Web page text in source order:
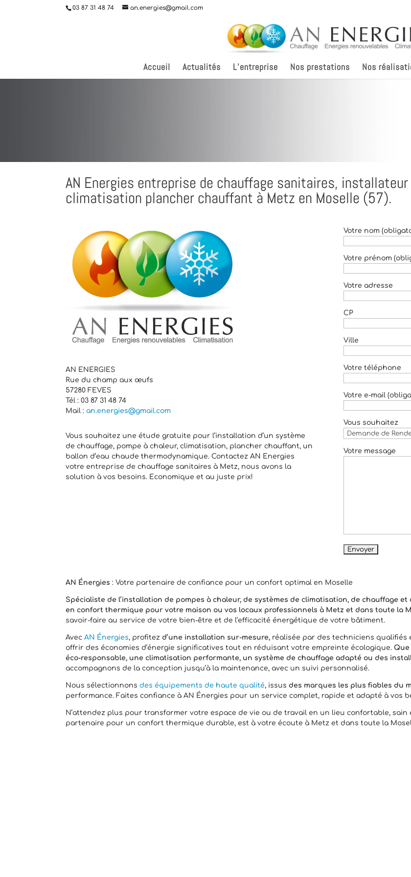
03 87 31 48 74 an.energies@gmail.com
Accueil Actualités L’entreprise Nos prestations Nos
AN Energies entreprise de chauffage sanitaires, installateur
climatisation plancher chauffant à Metz en Moselle (57).
AN ENERGIES
Rue du champ aux œufs
57280 FEVES
Tél : 03 87 31 48 74
Mail :an.energies@gmail.com
Vous souhaitez une étude gratuite pour l’installation d’un système
de chauffage, pompe à chaleur, climatisation, plancher chauffant, un
ballon d’eau chaude thermodynamique. Contactez AN Energies
votre entreprise de chauffage sanitaires à Metz, nous avons la
solution à vos besoins. Economique et au juste prix!
Votre nom
Votre prénom
Votre adresse
CP
Ville
Votre téléphone
Votre e-mail
Vous souhaitez
Votre message
AN Énergies : Votre partenaire de confiance pour un confort optimal en Moselle
Spécialiste de l’installation de pompes à chaleur, de systèmes de climatisation, de chauffage
en confort thermique pour votre maison ou vos locaux professionnels à Metz et dans toute la
savoir-faire au service de votre bien-être et de l’efficacité énergétique de votre bâtiment.
AvecAN Énergies, profitez d’une installation sur-mesure, réalisée par des techniciens
offrir des économies d’énergie significatives tout en réduisant votre empreinte écologique.
éco-responsable, une climatisation performante, un système de chauffage adapté ou des
accompagnons de la conception jusqu’à la maintenance, avec un suivi personnalisé.
Nous sélectionnonsdes équipements de haute qualité, issus des marques les plus fiables du
performance. Faites confiance à AN Énergies pour un service complet, rapide et adapté à vos
N’attendez plus pour transformer votre espace de vie ou de travail en un lieu confortable, sain
partenaire pour un confort thermique durable, est à votre écoute à Metz et dans toute la